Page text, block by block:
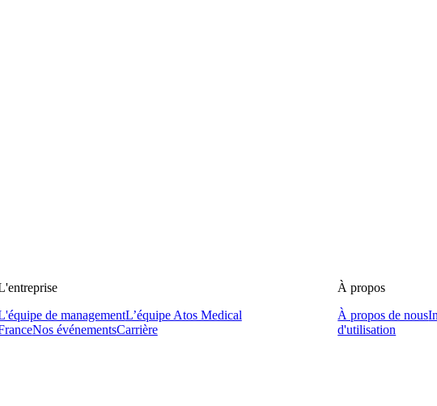
de managementL’équipe Atos Medical
Nos événementsCarrière
À propos
À propos de nous
d'utilisation